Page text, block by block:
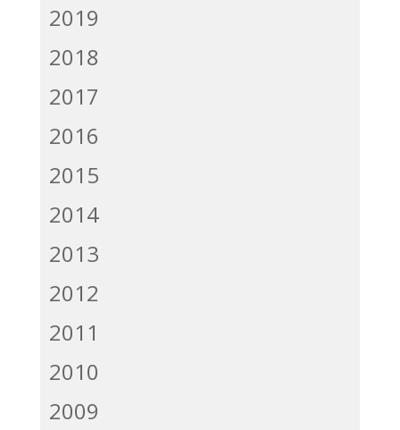
2019
2018
2017
2016
2015
2014
2013
2012
2011
2010
2009